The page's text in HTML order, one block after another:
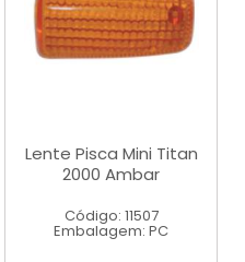
Lente Pisca Mini Titan
2000 Ambar
Código: 11507
Embalagem: PC